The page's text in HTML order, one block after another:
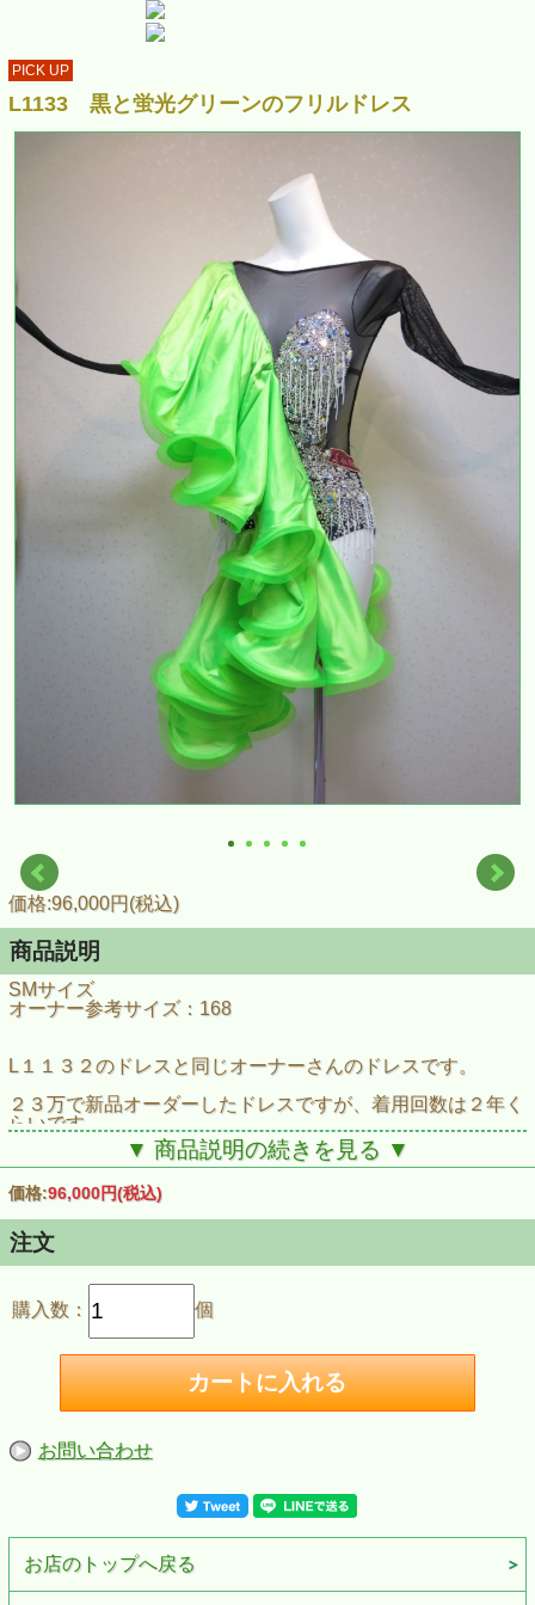
PICK UP
L1133 黒と蛍光グリーンのフリルドレス
価格:96,000円(税込)
商品説明
SMサイズ
オーナー参考サイズ：168
L１１３２のドレスと同じオーナーさんのドレスです。
２３万で新品オーダーしたドレスですが、着用回数は２年く
らいです。
１１３２よりは細身です。
ボディはストンがついている関係でついている部分は伸縮し
ません。
ファスナーがないタイプです。。
ください。
▼ 商品説明の続きを見る ▼
価格:96,000円(税込)
注文
購入数： 個
お問い合わせ
お店のトップへ戻る